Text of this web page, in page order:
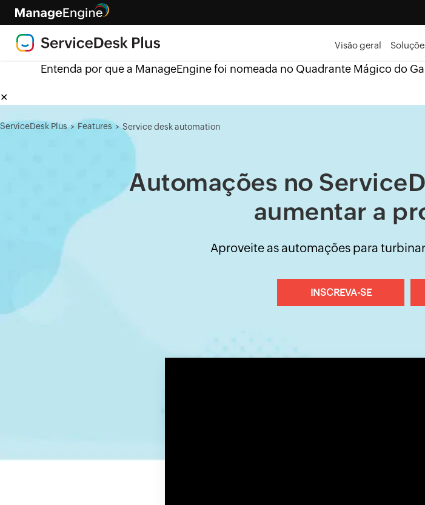
Visão geral
Entenda por que a ManageEngine foi nomeada no Quadrante Mágico do
✕
ServiceDesk Plus > Features > Service desk automation
Automações no
aumentar a
Aproveite as automações para
INSCREVA-SE